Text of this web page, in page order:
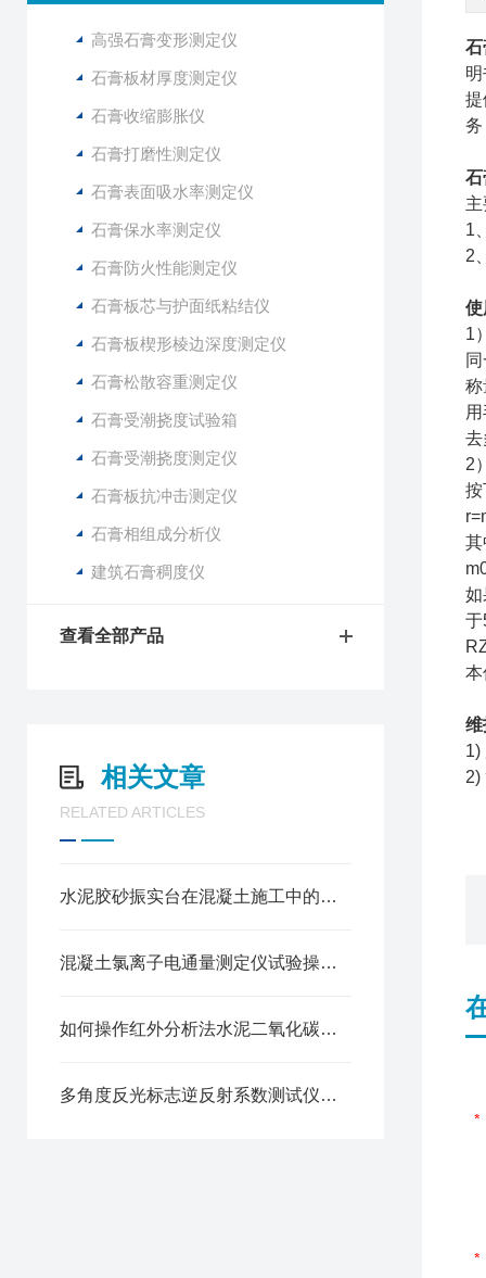
高强石膏变形测定仪
石膏板材厚度测定仪
石膏收缩膨胀仪
石膏打磨性测定仪
石膏表面吸水率测定仪
石膏保水率测定仪
石膏防火性能测定仪
石膏板芯与护面纸粘结仪
石膏板楔形棱边深度测定仪
石膏松散容重测定仪
石膏受潮挠度试验箱
石膏受潮挠度测定仪
石膏板抗冲击测定仪
石膏相组成分析仪
建筑石膏稠度仪
查看全部产品
相关文章
RELATED ARTICLES
水泥胶砂振实台在混凝土施工中的作用是什么
混凝土氯离子电通量测定仪试验操作规程与注意事项
如何操作红外分析法水泥二氧化碳测定仪
多角度反光标志逆反射系数测试仪价格技术参数
石
提
务
石
1
2
使
1
称
去
2
按
其
如
于
本
维
1)